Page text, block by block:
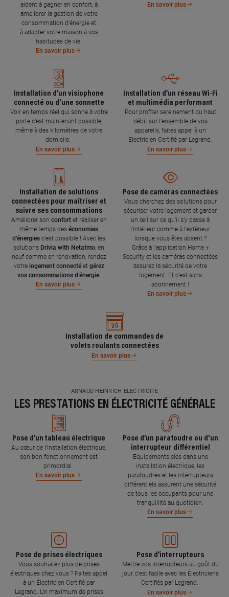
aident à gagner en confort, à
améliorer la gestion de votre
consommation d’énergie et
à adapter votre maison à vos
habitudes de vie.
En savoir plus
En savoir plus
Installation d’un visiophone
connecté ou d'une sonnette
Voir en temps réel qui sonne à votre
porte c’est maintenant possible,
même à des kilomètres de votre
domicile.
En savoir plus
Installation d’un réseau Wi-Fi
et multimédia performant
Pour profiter sereinement du haut
débit sur l’ensemble de vos
appareils, faites appel à un
Electricien Certifié par Legrand.
En savoir plus
Installation de solutions
connectées pour maîtriser et
suivre ses consommations
Améliorer son confort et réaliser en
même temps des économies
d’énergies c’est possible ! Avec les
solutions Drivia with Netatmo , en
neuf comme en rénovation, rendez
votre logement connecté et gérez
vos consommations d’énergie.
En savoir plus
Pose de caméras connectées
Vous cherchez des solutions pour
sécuriser votre logement et garder
un œil sur ce qu’il s’y passe à
l’intérieur comme à l’extérieur
lorsque vous êtes absent ?
Grâce à l'application Home +
Security et les caméras connectées
assurez la sécurité de votre
logement. Et c'est sans
abonnement !
En savoir plus
Installation de commandes de
volets roulants connectées
En savoir plus
ARNAUD HEINRICH ELECTRICITE
LES PRESTATIONS EN ÉLECTRICITÉ GÉNÉRALE
Pose d’un tableau électrique
Au cœur de l’installation électrique,
son bon fonctionnement est
primordial.
En savoir plus
Pose d’un parafoudre ou d'un
interrupteur différentiel
Equipements clés dans une
installation électrique, les
parafoudres et les interrupteurs
différentiels assurent une sécurité
de tous les occupants pour une
tranquillité au quotidien.
En savoir plus
Pose de prises électriques
Vous souhaitez plus de prises
électriques chez vous ? Faites appel
à un Électricien Certifié par
Legrand. Un maximum de prises
Pose d’interrupteurs
Mettre vos interrupteurs au goût du
jour, c’est facile avec les Électriciens
Certifiés par Legrand.
En savoir plus